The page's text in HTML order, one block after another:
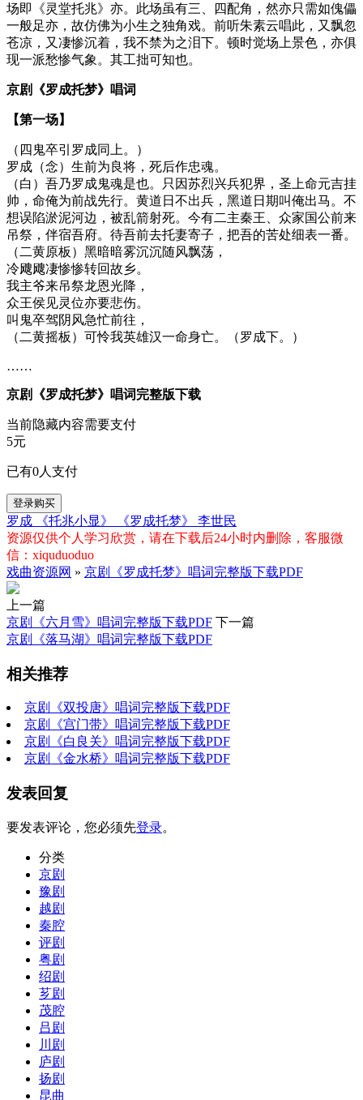
场即《灵堂托兆》亦。此场虽有三、四配角，然亦只需如傀儡
一般足亦，故仿佛为小生之独角戏。前听朱素云唱此，又飘忽
苍凉，又凄惨沉着，我不禁为之泪下。顿时觉场上景色，亦俱
现一派愁惨气象。其工拙可知也。
京剧《罗成托梦》唱词
【第一场】
（四鬼卒引罗成同上。）
罗成（念）生前为良将，死后作忠魂。
（白）吾乃罗成鬼魂是也。只因苏烈兴兵犯界，圣上命元吉挂
帅，命俺为前战先行。黄道日不出兵，黑道日期叫俺出马。不
想误陷淤泥河边，被乱箭射死。今有二主秦王、众家国公前来
吊祭，伴宿吾府。待吾前去托妻寄子，把吾的苦处细表一番。
（二黄原板）黑暗暗雾沉沉随风飘荡，
冷飕飕凄惨惨转回故乡。
我主爷来吊祭龙恩光降，
众王侯见灵位亦要悲伤。
叫鬼卒驾阴风急忙前往，
（二黄摇板）可怜我英雄汉一命身亡。（罗成下。）
……
京剧《罗成托梦》唱词完整版下载
当前隐藏内容需要支付
5元
已有0人支付
登录购买
罗成 《托兆小显》 《罗成托梦》 李世民
资源仅供个人学习欣赏，请在下载后24小时内删除，客服微
信：xiquduoduo
戏曲资源网 » 京剧《罗成托梦》唱词完整版下载PDF
上一篇
京剧《六月雪》唱词完整版下载PDF 下一篇
京剧《落马湖》唱词完整版下载PDF
相关推荐
京剧《双投唐》唱词完整版下载PDF
京剧《宫门带》唱词完整版下载PDF
京剧《白良关》唱词完整版下载PDF
京剧《金水桥》唱词完整版下载PDF
发表回复
要发表评论，您必须先登录。
分类
京剧
豫剧
越剧
秦腔
评剧
粤剧
绍剧
芗剧
茂腔
吕剧
川剧
庐剧
扬剧
昆曲